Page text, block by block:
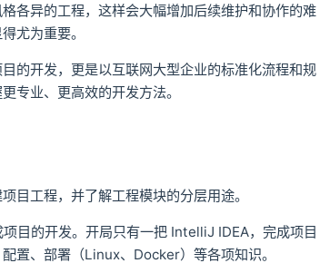
各异的工程，这样会大幅增加后续维护和协作的难
尤为重要。
的开发，更是以互联网大型企业的标准化流程和规
专业、更高效的开发方法。
目工程，并了解工程模块的分层用途。
目的开发。开局只有一把 IntelliJ IDEA，完成项目
置、部署（Linux、Docker）等各项知识。